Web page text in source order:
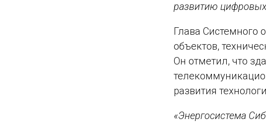
развитию цифровых
Глава Системного
объектов,
Он отметил, что
развития
«Энергосистема